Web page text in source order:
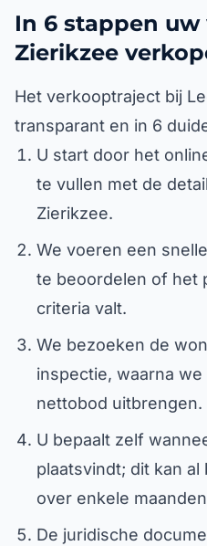
In 6 stappen
Zierikzee
Het verkooptraject bij
transparant en in 6
U start door het
te vullen met de
Zierikzee.
We voeren een
te beoordelen of het
criteria valt.
We bezoeken de
inspectie, waarna
nettobod uitbrengen.
U bepaalt zelf
plaatsvindt; dit kan
over enkele
De juridische